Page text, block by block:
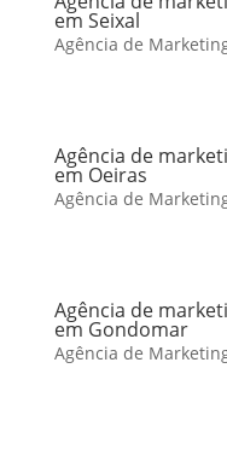
em Seixal
Agência de
Agência de
em Oeiras
Agência de
Agência de
em Gondomar
Agência de